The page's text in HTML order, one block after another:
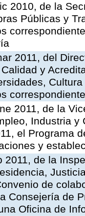
2010, de la
Públicas y
2011, del
y
2011, de la
Industria
el Programa
y
2011, de la
de
Consejería de
Oficina de